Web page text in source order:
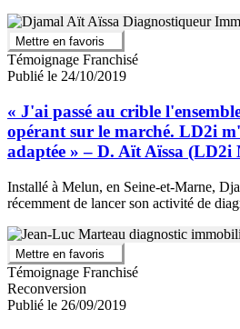
Mettre en favoris
Témoignage Franchisé
Publié le 24/10/2019
« J'ai passé au crible
opérant sur le marché. LD2i
adaptée » – D. Aït Aïssa (LD2i
Installé à Melun, en Seine-et-Marne,
récemment de lancer son activité de
Mettre en favoris
Témoignage Franchisé
Reconversion
Publié le 26/09/2019